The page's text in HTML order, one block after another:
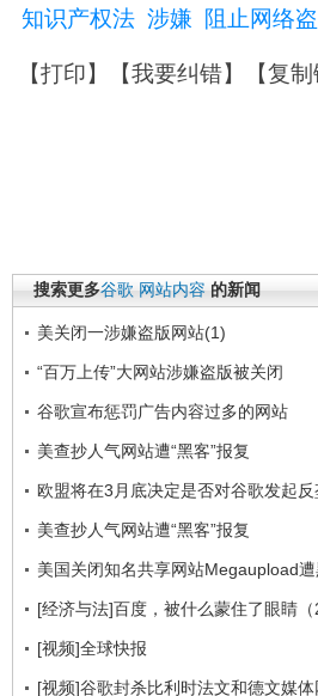
知识产权法 涉嫌 阻止网络
【打印】【我要纠错】【复制
搜索更多谷歌 网站内容 的新闻
美关闭一涉嫌盗版网站(1)
“百万上传”大网站涉嫌盗版被关闭
谷歌宣布惩罚广告内容过多的网站
美查抄人气网站遭“黑客”报复
欧盟将在3月底决定是否对谷歌发起
美查抄人气网站遭“黑客”报复
美国关闭知名共享网站Megaupload遭
[经济与法]百度，被什么蒙住了眼睛（
[视频]全球快报
[视频]谷歌封杀比利时法文和德文媒体